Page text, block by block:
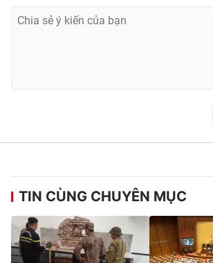
TIN CÙNG CHUYÊN MỤC